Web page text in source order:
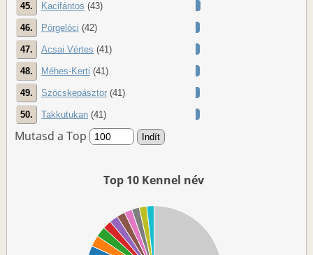
45. Kacifántos (43)
46. Pörgelóci (42)
47. Acsai Vértes (41)
48. Méhes-Kerti (41)
49. Szöcskepásztor (41)
50. Takkutukan (41)
Mutasd a Top
Top 10 Kennel név